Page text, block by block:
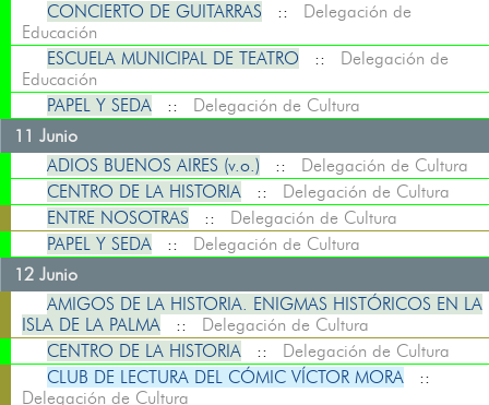
CONCIERTO DE GUITARRAS :: Delegación de
Educación
ESCUELA MUNICIPAL DE TEATRO :: Delegación de
Educación
PAPEL Y SEDA :: Delegación de Cultura
11 Junio
ADIOS BUENOS AIRES (v.o.) :: Delegación de Cultura
CENTRO DE LA HISTORIA :: Delegación de Cultura
ENTRE NOSOTRAS :: Delegación de Cultura
PAPEL Y SEDA :: Delegación de Cultura
12 Junio
AMIGOS DE LA HISTORIA. ENIGMAS HISTÓRICOS EN LA
ISLA DE LA PALMA :: Delegación de Cultura
CENTRO DE LA HISTORIA :: Delegación de Cultura
CLUB DE LECTURA DEL CÓMIC VÍCTOR MORA ::
Delegación de Cultura